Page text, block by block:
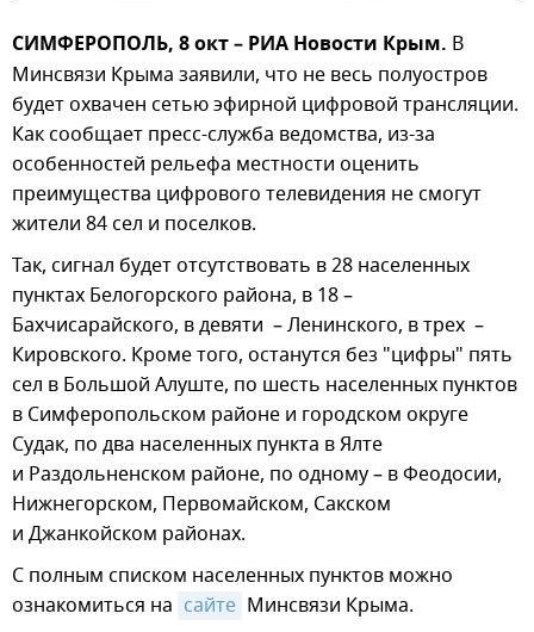
СИМФЕРОПОЛЬ, 8 окт – РИА Новости Крым. В
Минсвязи Крыма заявили, что не весь полуостров
будет охвачен сетью эфирной цифровой трансляции.
Как сообщает пресс-служба ведомства, из-за
особенностей рельефа местности оценить
преимущества цифрового телевидения не смогут
жители 84 сел и поселков.
Так, сигнал будет отсутствовать в 28 населенных
пунктах Белогорского района, в 18 –
Бахчисарайского, в девяти – Ленинского, в трех –
Кировского. Кроме того, останутся без "цифры" пять
сел в Большой Алуште, по шесть населенных пунктов
в Симферопольском районе и городском округе
Судак, по два населенных пункта в Ялте
и Раздольненском районе, по одному – в Феодосии,
Нижнегорском, Первомайском, Сакском
и Джанкойском районах.
С полным списком населенных пунктов можно
ознакомиться на сайте Минсвязи Крыма.